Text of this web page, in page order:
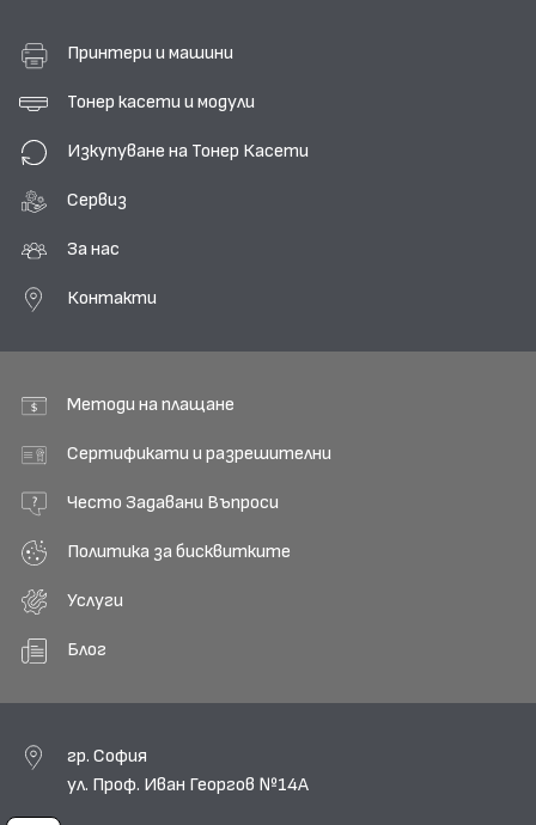
Принтери и машини
Тонер касети и модули
Изкупуване на Тонер Касети
Сервиз
За нас
Контакти
Методи на плащане
Сертификати и разрешителни
Често Задавани Въпроси
Политика за бисквитките
Услуги
Блог
гр. София
ул. Проф. Иван Георгов №14А